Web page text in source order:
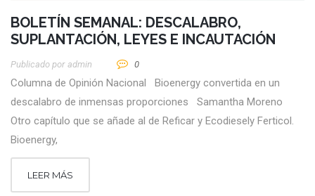
BOLETÍN SEMANAL: DESCALABRO,
SUPLANTACIÓN, LEYES E INCAUTACIÓN
Publicado por Admin 0
Columna de Opinión Nacional Bioenergy convertida en un
descalabro de inmensas proporciones Samantha Moreno
Otro capítulo que se añade al de Reficar y Ecodiesely Ferticol.
Bioenergy,
LEER MÁS